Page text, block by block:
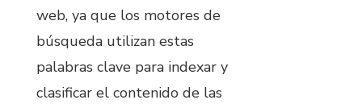
web, ya que los motores de
búsqueda utilizan estas
palabras clave para indexar y
clasificar el contenido de las